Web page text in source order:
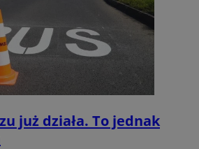
już działa. To jednak